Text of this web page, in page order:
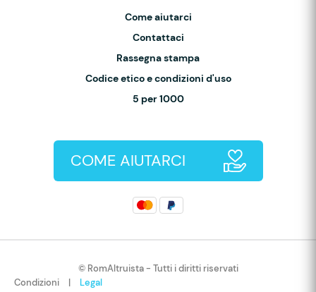
Come aiutarci
Contattaci
Rassegna stampa
Codice etico e condizioni d'uso
5 per 1000
COME AIUTARCI
© RomAltruista - Tutti i diritti riservati
Condizioni
| Legal